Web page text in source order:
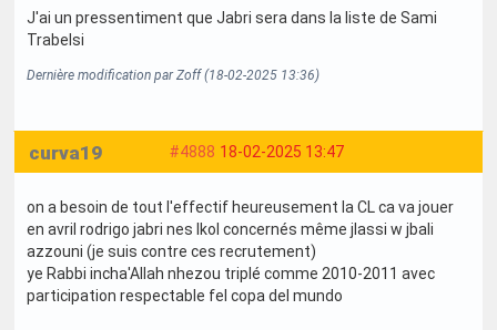
J'ai un pressentiment que Jabri sera dans la liste de Sami
Trabelsi
Dernière modification par Zoff (18-02-2025 13:36)
#4888 18-02-2025 13:47
curva19
on a besoin de tout l'effectif heureusement la CL ca va jouer
en avril rodrigo jabri nes lkol concernés même jlassi w jbali
azzouni (je suis contre ces recrutement)
ye Rabbi incha'Allah nhezou triplé comme 2010-2011 avec
participation respectable fel copa del mundo